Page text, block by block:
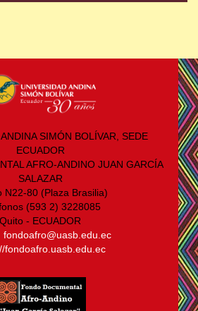
SIMÓN BOLÍVAR, SEDE
ECUADOR
AFRO-ANDINO JUAN GARCÍA
SALAZAR
N22-80 (Plaza Brasilia)
(593 2) 3228085
Quito - ECUADOR
fondoafro@uasb.edu.ec
fondoafro.uasb.edu.ec